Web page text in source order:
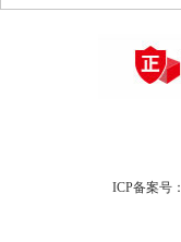
ICP备案号：